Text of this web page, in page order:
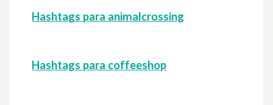
Hashtags para animalcrossing
Hashtags para coffeeshop